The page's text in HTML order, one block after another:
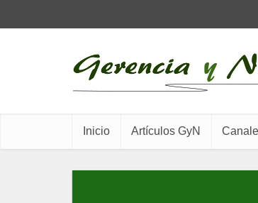
Inicio Artículos GyN